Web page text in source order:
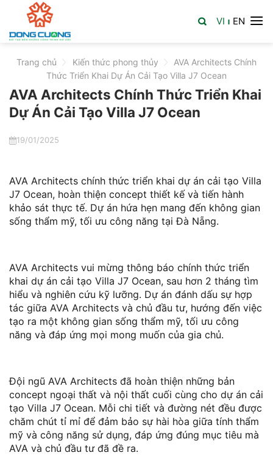
content
VI | EN
Trang chủ > Kiến thức phong thủy >
AVA Architects Chính
Thức Triển Khai Dự Án Cải Tạo Villa J7 Ocean
AVA Architects Chính Thức Triển Khai
Dự Án Cải Tạo Villa J7 Ocean
19/01/2025
AVA Architects chính thức triển khai dự án cải tạo Villa
J7 Ocean, hoàn thiện concept thiết kế và tiến hành
khảo sát thực tế. Dự án hứa hẹn mang đến không gian
sống thẩm mỹ, tối ưu công năng tại Đà Nẵng.
AVA Architects vui mừng thông báo chính thức triển
khai dự án cải tạo Villa J7 Ocean, sau hơn 2 tháng tìm
hiểu và nghiên cứu kỹ lưỡng. Dự án đánh dấu sự hợp
tác giữa AVA Architects và chủ đầu tư, hướng đến việc
tạo ra một không gian sống thẩm mỹ, tối ưu công
năng và đáp ứng mọi mong muốn của gia chủ.
Đội ngũ AVA Architects đã hoàn thiện những bản
concept ngoại thất và nội thất cuối cùng cho dự án cải
tạo Villa J7 Ocean. Mỗi chi tiết và đường nét đều được
chăm chút tỉ mỉ để đảm bảo sự hài hòa giữa tính thẩm
mỹ và công năng sử dụng, đáp ứng đúng mục tiêu mà
AVA và chủ đầu tư đã đề ra.